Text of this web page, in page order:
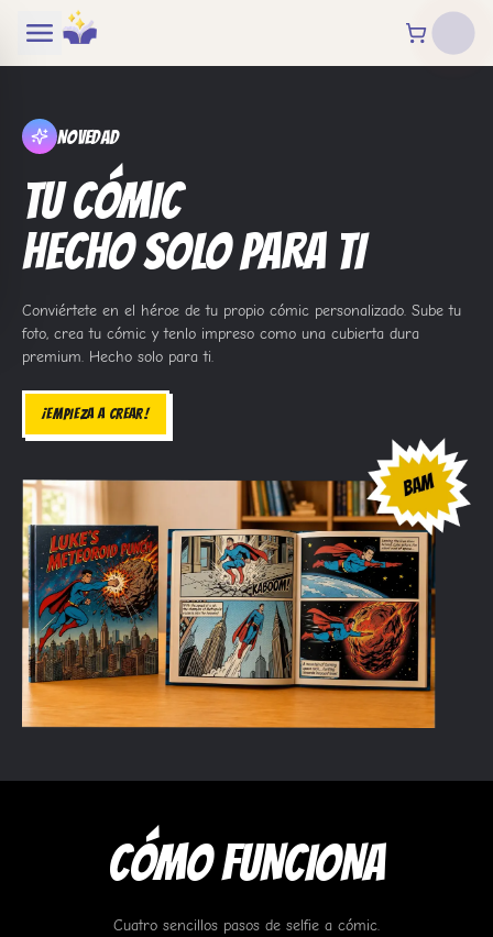
Novedad
TU CÓMIC
HECHO SOLO PARA TI
Conviértete en el héroe de tu propio cómic personalizado. Sube tu
foto, crea tu cómic y tenlo impreso como una cubierta dura
premium. Hecho solo para ti.
¡EMPIEZA A CREAR!
CÓMO FUNCIONA
Cuatro sencillos pasos de selfie a cómic.